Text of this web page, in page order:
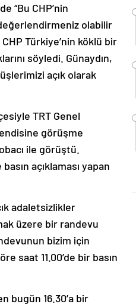
“Bu CHP’nin
olabilir
Türkiye’nin köklü bir
söyledi. Günaydın,
açık olarak
TRT Genel
görüşme
ile görüştü.
açıklaması yapan
adaletsizlikler
üzere bir randevu
bizim için
saat 11.00’de bir basın
bugün 16.30’a bir